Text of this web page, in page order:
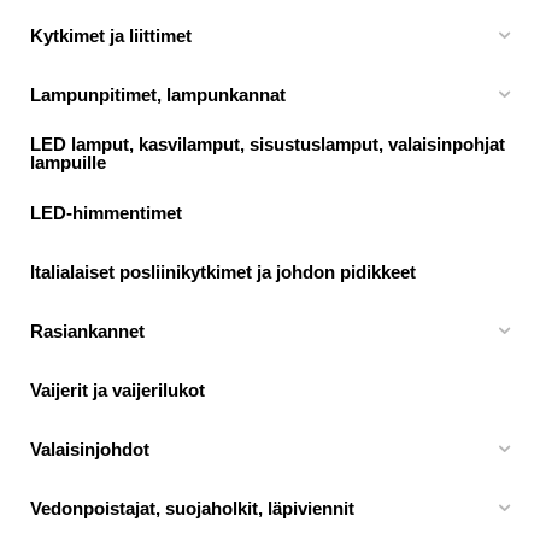
Kytkimet ja liittimet
Lampunpitimet, lampunkannat
LED lamput, kasvilamput, sisustuslamput, valaisinpohjat
lampuille
LED-himmentimet
Italialaiset posliinikytkimet ja johdon pidikkeet
Rasiankannet
Vaijerit ja vaijerilukot
Valaisinjohdot
Vedonpoistajat, suojaholkit, läpiviennit